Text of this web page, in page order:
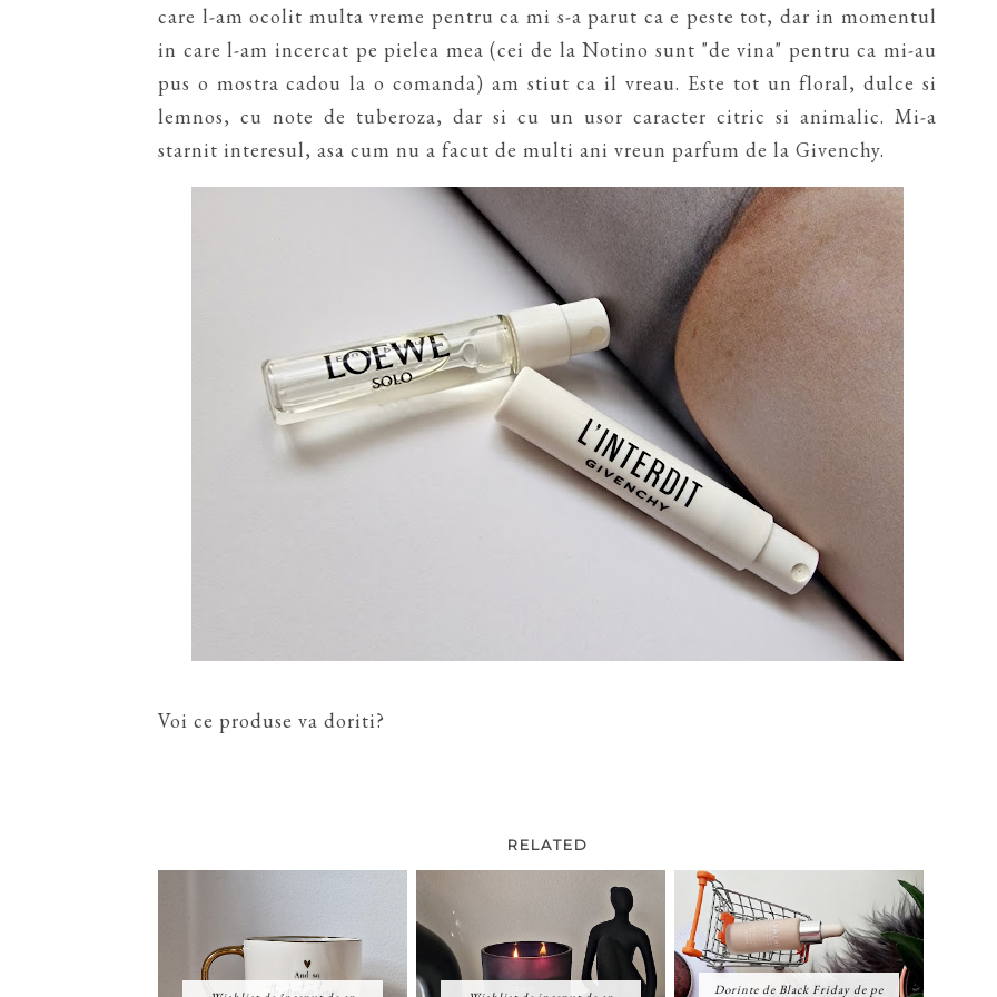
care l-am ocolit multa vreme pentru ca mi s-a parut ca e peste tot, dar in momentul
in care l-am incercat pe pielea mea (cei de la Notino sunt "de vina" pentru ca mi-au
pus o mostra cadou la o comanda) am stiut ca il vreau. Este tot un floral, dulce si
lemnos, cu note de tuberoza, dar si cu un usor caracter citric si animalic. Mi-a
starnit interesul, asa cum nu a facut de multi ani vreun parfum de la Givenchy.
Voi ce produse va doriti?
RELATED
Dorinte de Black Friday de pe